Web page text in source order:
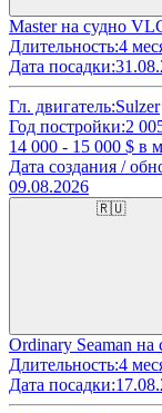
Master на судно
Длительность:4
Дата посадки:
Гл. двигатель:Sulzer
Год постройки:2
14 000 - 15 000 $ в
Дата создания /
09.08.2026
🇷🇺
Ordinary Seaman
Длительность:4
Дата посадки: